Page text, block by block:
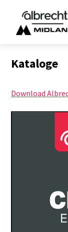
Kataloge
Download